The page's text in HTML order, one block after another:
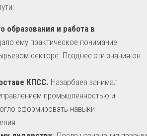
образования и работа в
ему практическое понимание
секторе. Позднее эти знания он
КПСС. Назарбаев занимал
промышленностью и
сформировать навыки